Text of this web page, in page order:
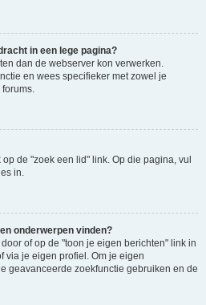
in een lege pagina?
dan de webserver kon verwerken.
en wees specifieker met zowel je
de "zoek een lid" link. Op die pagina, vul
in.
onderwerpen vinden?
of op de "toon je eigen berichten" link in
via je eigen profiel. Om je eigen
geavanceerde zoekfunctie gebruiken en de